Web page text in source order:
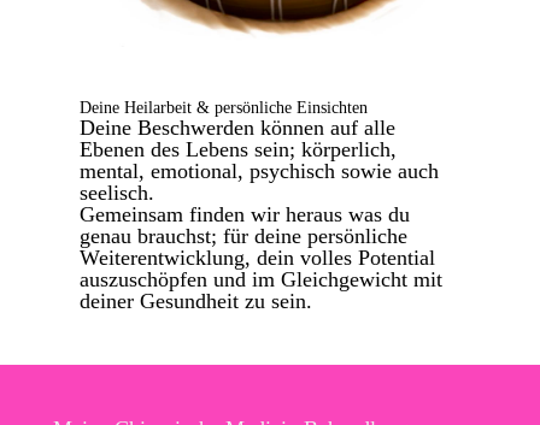
Deine Heilarbeit & persönliche Einsichten
Deine Beschwerden können auf alle
Ebenen des Lebens sein; körperlich,
mental, emotional, psychisch sowie auch
seelisch.
Gemeinsam finden wir heraus was du
genau brauchst; für deine persönliche
Weiterentwicklung, dein volles Potential
auszuschöpfen und im Gleichgewicht mit
deiner Gesundheit zu sein.